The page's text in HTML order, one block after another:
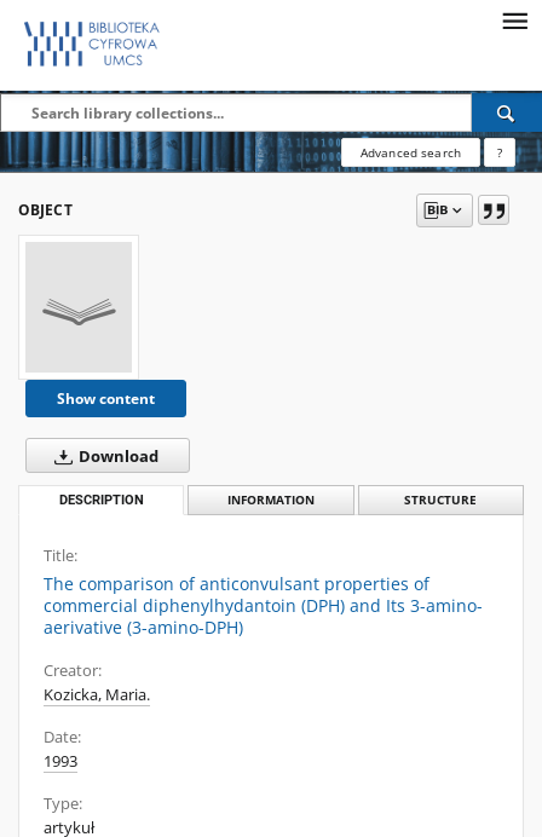
Advanced search ?
OBJECT
Show content
Download
DESCRIPTION INFORMATION STRUCTURE
Title:
The comparison of anticonvulsant properties of
commercial diphenylhydantoin (DPH) and Its 3-amino-
aerivative (3-amino-DPH)
Creator:
Kozicka, Maria.
Date:
1993
Type:
artykuł